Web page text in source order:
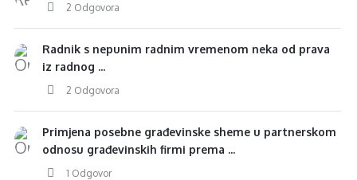
2 Odgovora
Radnik s nepunim radnim vremenom neka od prava
iz radnog ...
2 Odgovora
Primjena posebne građevinske sheme u partnerskom
odnosu građevinskih firmi prema ...
1 Odgovor